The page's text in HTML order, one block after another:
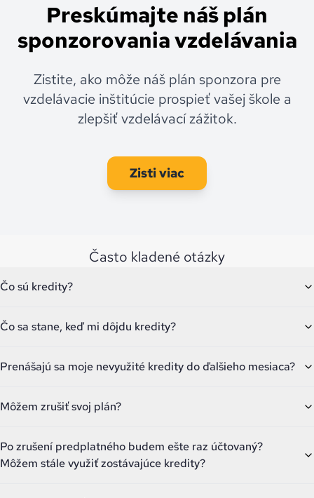
Preskúmajte náš plán
sponzorovania vzdelávania
Zistite, ako môže náš plán sponzora pre
vzdelávacie inštitúcie prospieť vašej škole a
zlepšiť vzdelávací zážitok.
Zisti viac
Často kladené otázky
Čo sú kredity?
Čo sa stane, keď mi dôjdu kredity?
Prenášajú sa moje nevyužité kredity do ďalšieho mesiaca?
Môžem zrušiť svoj plán?
Po zrušení predplatného budem ešte raz účtovaný?
Môžem stále využiť zostávajúce kredity?